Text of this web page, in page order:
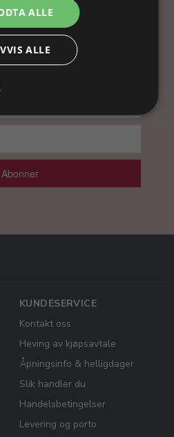
tilbud og tips til din
nyhetsbrev, godtar du vår
Abonner
KUNDESERVICE
Kontakt oss
Heving av kjøpsavtale
Åpningsinfo & helligdager
Slik handler du
Handelsbetingelser
Levering og porto
ALLE
ALLE